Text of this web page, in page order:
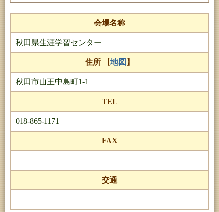
会場名称
秋田県生涯学習センター
住所 【地図 】
秋田市山王中島町1-1
TEL
018-865-1171
FAX
交通